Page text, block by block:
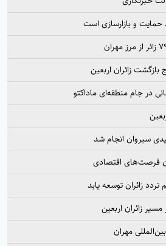
حمایت و بازارسازی است
زائران اربعین
در جام منطقه‌ای ماداکتو
فرصت‌های اقتصادی
زائران توسعه یابد
مهران